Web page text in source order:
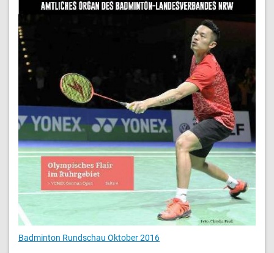
Badminton Rundschau Oktober 2016